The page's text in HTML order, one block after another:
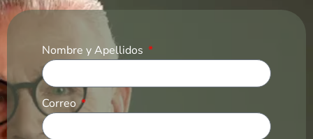
Nombre y Apellidos
Correo